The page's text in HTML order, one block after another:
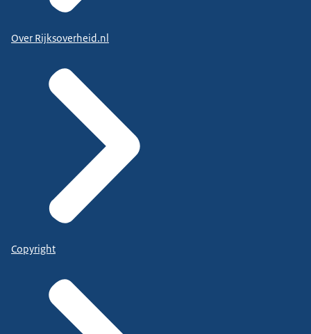
Over Rijksoverheid.nl
Copyright